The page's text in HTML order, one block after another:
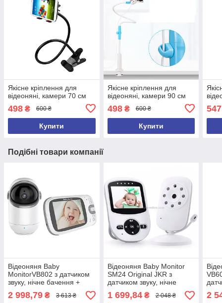
Якісне кріплення для
відеоняні, камери 70 см
498 ₴ 600 ₴
Купити
Якісне кріплення для
відеоняні, камери 90 см
498₴ 600 ₴
Купити
Подібні товари компанії
Відеоняня Baby
MonitorVB802 з датчиком
звуку, нічне бачення +
термометр, радіоняня,
няня
2 998,79 ₴ 3 613 ₴
Відеоняня Baby Monitor
SM24 Original JKR з
датчиком звуку, нічне
бачення + термометр,
радіоняня, няня
1 699,84₴ 2 048 ₴ 2